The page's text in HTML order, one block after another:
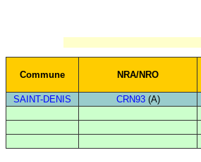
Commune NRA/NRO
SAINT-DENIS CRN93(A)